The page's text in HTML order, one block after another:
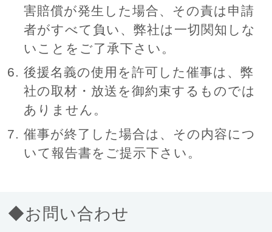
害賠償が発生した場合、その責は申請
者がすべて負い、弊社は一切関知しな
いことをご了承下さい。
後援名義の使用を許可した催事は、弊
社の取材・放送を御約束するものでは
ありません。
催事が終了した場合は、その内容につ
いて報告書をご提示下さい。
◆お問い合わせ